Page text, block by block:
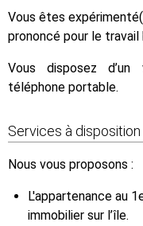
Vous êtes
prononcé pour le
Vous disposez d’un
téléphone portable.
Services à disposition
Nous vous proposons :
L'appartenance au
immobilier sur l’île.